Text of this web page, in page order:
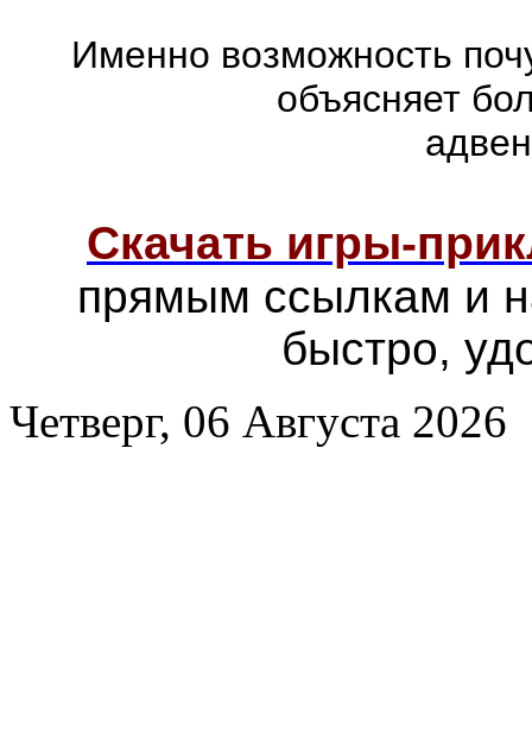
Именно возможность
объясняет
Скачать игры-
прямым ссылкам и
быстро,
Четверг, 06 Августа 2026